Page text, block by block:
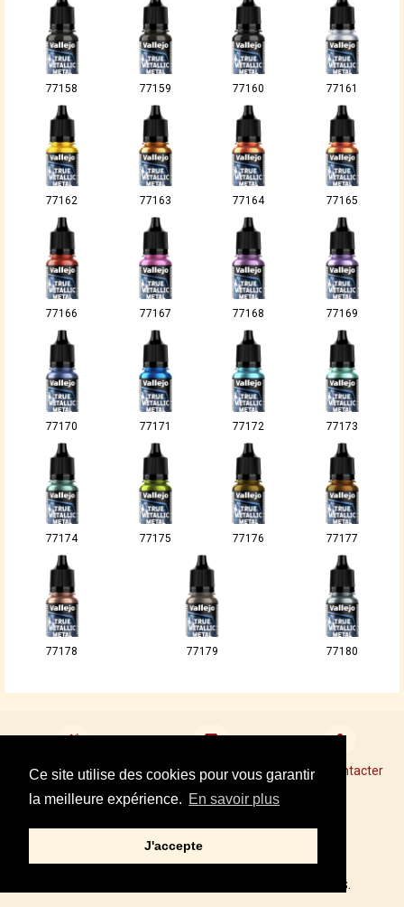
Ce site utilise des cookies pour vous garantir
la meilleure expérience. En savoir plus
J'accepte
77158 77159 77160 77161
77162 77163 77164 77165
77166 77167 77168 77169
77170 77171 77172 77173
77174 77175 77176 77177
77178 77179 77180
Devenir revendeur Points de Vente Conseil Nous contacter
Mentions légales
© 2002,2021 – PRINCE AUGUST, TOUS DROITS RÉSERVÉS.